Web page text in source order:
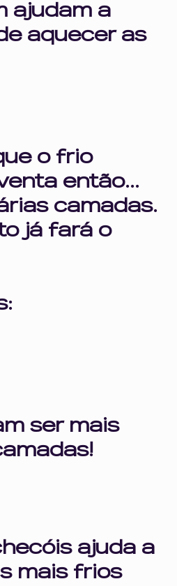
ajudam a
aquecer as
o frio
então...
camadas.
já fará o
ser mais
ajuda a
mais frios